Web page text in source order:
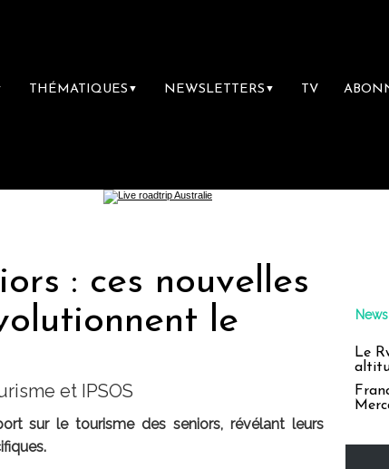
THÉMATIQUES ▼ NEWSLETTERS ▼ TV
: ces nouvelles
le
et IPSOS
sur le tourisme des seniors, révélant leurs
News
Le